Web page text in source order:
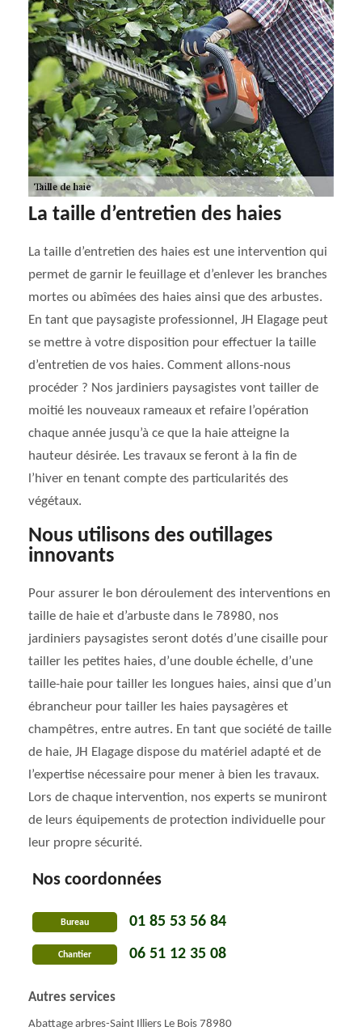
La taille d’entretien des haies
La taille d’entretien des haies est une intervention qui
permet de garnir le feuillage et d’enlever les branches
mortes ou abîmées des haies ainsi que des arbustes.
En tant que paysagiste professionnel, JH Elagage peut
se mettre à votre disposition pour effectuer la taille
d’entretien de vos haies. Comment allons-nous
procéder ? Nos jardiniers paysagistes vont tailler de
moitié les nouveaux rameaux et refaire l’opération
chaque année jusqu’à ce que la haie atteigne la
hauteur désirée. Les travaux se feront à la fin de
l’hiver en tenant compte des particularités des
végétaux.
Nous utilisons des outillages
innovants
Pour assurer le bon déroulement des interventions en
taille de haie et d’arbuste dans le 78980, nos
jardiniers paysagistes seront dotés d’une cisaille pour
tailler les petites haies, d’une double échelle, d’une
taille-haie pour tailler les longues haies, ainsi que d’un
ébrancheur pour tailler les haies paysagères et
champêtres, entre autres. En tant que société de taille
de haie, JH Elagage dispose du matériel adapté et de
l’expertise nécessaire pour mener à bien les travaux.
Lors de chaque intervention, nos experts se muniront
de leurs équipements de protection individuelle pour
leur propre sécurité.
Nos coordonnées
Bureau 01 85 53 56 84
Chantier 06 51 12 35 08
Autres services
Abattage arbres-Saint Illiers Le Bois 78980